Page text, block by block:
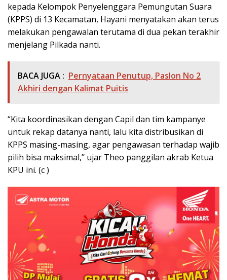
kepada Kelompok Penyelenggara Pemungutan Suara
(KPPS) di 13 Kecamatan, Hayani menyatakan akan terus
melakukan pengawalan terutama di dua pekan terakhir
menjelang Pilkada nanti.
BACA JUGA : Pernyataan Penutup, Paslon No 2
Akhiri dengan Kalimat Puitis
“Kita koordinasikan dengan Capil dan tim kampanye
untuk rekap datanya nanti, lalu kita distribusikan di
KPPS masing-masing, agar pengawasan terhadap wajib
pilih bisa maksimal,’’ ujar Theo panggilan akrab Ketua
KPU ini. (c )